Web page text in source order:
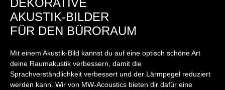
DEKORATIVE
AKUSTIK-BILDER
FÜR DEN BÜRORAUM
Mit einem Akustik-Bild kannst du auf eine optisch schöne Art
deine Raumakustik verbessern, damit die
Sprachverständlichkeit verbessert und der Lärmpegel reduziert
werden kann. Wir von MW-Acoustics bieten dir dafür eine